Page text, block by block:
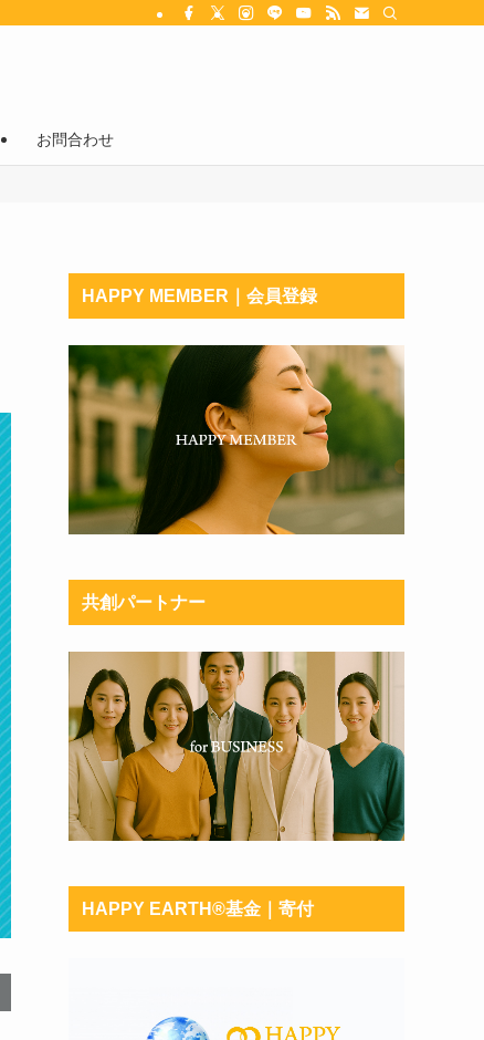
お問合わせ
HAPPY MEMBER｜会員登録
共創パートナー
HAPPY EARTH®︎基金｜寄付